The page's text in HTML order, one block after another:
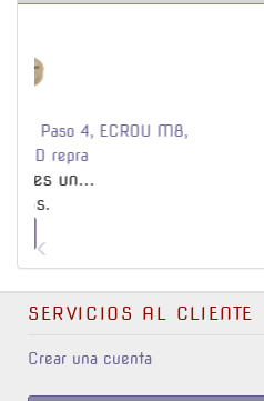
Caja protectora
SERVICIOS AL CLIENTE
Crear una cuenta